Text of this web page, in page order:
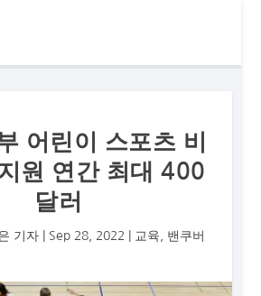
어린이 스포츠 비
원 연간 최대 400
달러
기자| Sep 28, 2022 교육 밴쿠버